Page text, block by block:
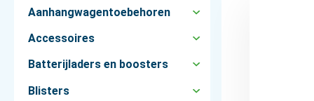
Aanhangwagentoebehoren
Accessoires
Batterijladers en boosters
Blisters